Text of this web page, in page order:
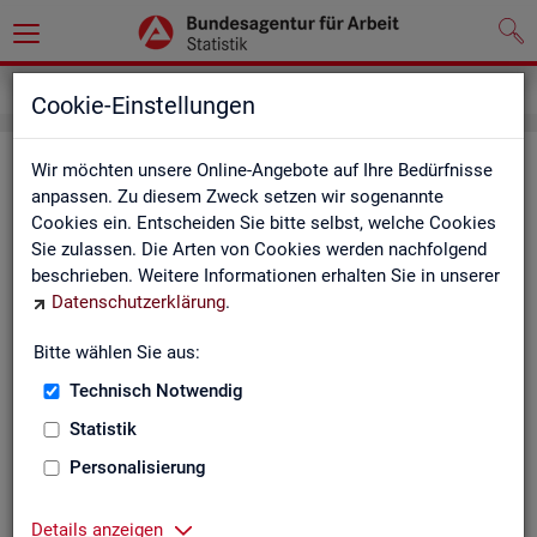
Cookie-Einstellungen
Wir möchten unsere Online-Angebote auf Ihre Bedürfnisse
anpassen. Zu diesem Zweck setzen wir sogenannte
Cookies ein. Entscheiden Sie bitte selbst, welche Cookies
Sie zulassen. Die Arten von Cookies werden nachfolgend
beschrieben. Weitere Informationen erhalten Sie in unserer
Datenschutzerklärung.
Bitte wählen Sie aus:
Technisch Notwendig
Statistik
Personalisierung
Details anzeigen
Kon­takt
Nut­zen Sie die Mög­lich­keit mit uns in Kon­takt zu tre­ten!
Sie haben Fra­gen zum An­ge­bot?
Sie be­nö­ti­gen auf Ihre Fra­ge­stel­lung zu­ge­schnit­te­ne Son­der­
Ihr Sta­tis­tik-Ser­vice hilft Ihnen wei­ter!
Zen­tra­ler Sta­tis­tik-Ser­vice